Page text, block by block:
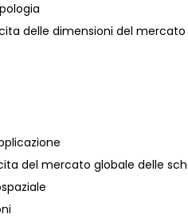
delle dimensioni del
del mercato globale delle